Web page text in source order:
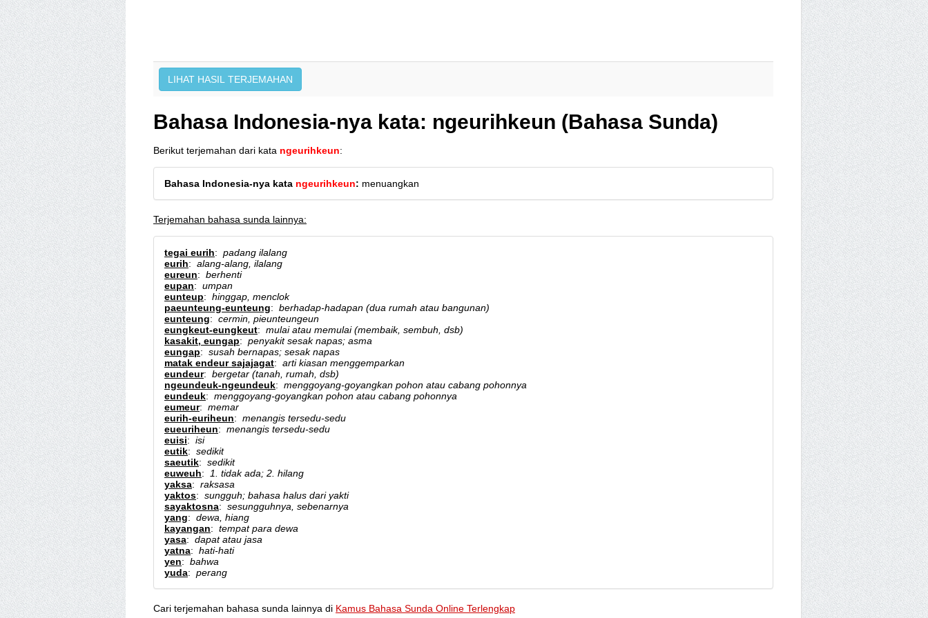
Bahasa Indonesia-nya kata: ngeurihkeun (Bahasa Sunda)
Berikut terjemahan dari kata ngeurihkeun:
Bahasa Indonesia-nya kata ngeurihkeun: menuangkan
Terjemahan bahasa sunda lainnya:
tegai eurih: padang ilalang
eurih: alang-alang, ilalang
eureun: berhenti
eupan: umpan
eunteup: hinggap, menclok
paeunteung-eunteung: berhadap-hadapan (dua rumah atau bangunan)
eunteung: cermin, pieunteungeun
eungkeut-eungkeut: mulai atau memulai (membaik, sembuh, dsb)
kasakit, eungap: penyakit sesak napas; asma
eungap: susah bernapas; sesak napas
matak endeur sajajagat: arti kiasan menggemparkan
eundeur: bergetar (tanah, rumah, dsb)
ngeundeuk-ngeundeuk: menggoyang-goyangkan pohon atau cabang pohonnya
eundeuk: menggoyang-goyangkan pohon atau cabang pohonnya
eumeur: memar
eurih-euriheun: menangis tersedu-sedu
eueuriheun: menangis tersedu-sedu
euisi: isi
eutik: sedikit
saeutik: sedikit
euweuh:
1. tidak ada; 2. hilang
yaksa: raksasa
yaktos: sungguh; bahasa halus dari yakti
sayaktosna: sesungguhnya, sebenarnya
yang: dewa, hiang
kayangan: tempat para dewa
yasa: dapat atau jasa
yatna: hati-hati
yen: bahwa
yuda: perang
Cari terjemahan bahasa sunda lainnya di Kamus Bahasa Sunda Online Terlengkap